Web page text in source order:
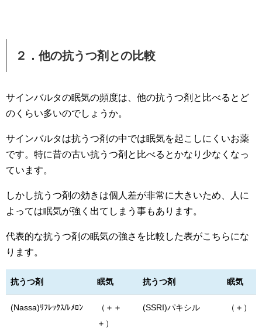
２．他の抗うつ剤との比較
サインバルタの眠気の頻度は、他の抗うつ剤と比べるとど
のくらい多いのでしょうか。
サインバルタは抗うつ剤の中では眠気を起こしにくいお薬
です。特に昔の古い抗うつ剤と比べるとかなり少なくなっ
ています。
しかし抗うつ剤の効きは個人差が非常に大きいため、人に
よっては眠気が強く出てしまう事もあります。
代表的な抗うつ剤の眠気の強さを比較した表がこちらにな
ります。
抗うつ剤 眠気 抗うつ剤 眠気
(Nassa)ﾘﾌﾚｯｸｽ/ﾚﾒﾛﾝ
（＋＋
＋）
(SSRI)パキシル （＋）